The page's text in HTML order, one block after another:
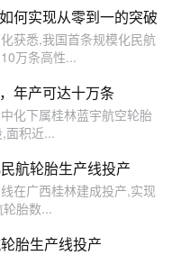
何实现从零到一的突破
获悉,我国首条规模化民航
万条高性...
年产可达十万条
化下属桂林蓝宇航空轮胎
面积近...
航轮胎生产线投产
在广西桂林建成投产,实现
轮胎数...
胎生产线投产